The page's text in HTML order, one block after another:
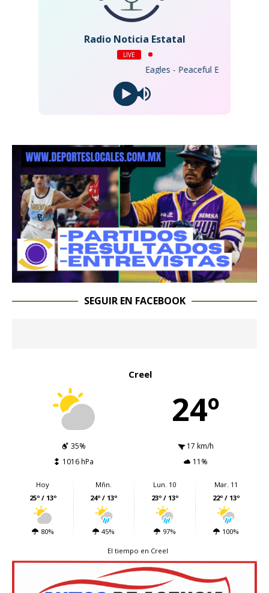
Radio Noticia Estatal
LIVE
Eagles - Peaceful Easy Feeling
SEGUIR EN FACEBOOK
Creel
24º
35%
17 km/h
1016 hPa
11%
Hoy
25º / 13º
80%
Mñn.
24º / 13º
45%
Lun. 10
23º / 13º
97%
Mar. 11
22º / 13º
100%
El tiempo en Creel